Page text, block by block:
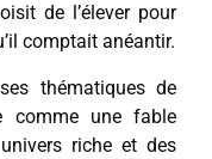
de l’élever pour
comptait anéantir.
thématiques de
comme une fable
riche et des